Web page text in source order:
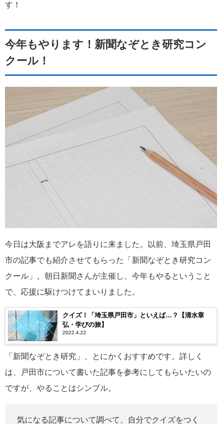
す！
今年もやります！新聞なぞとき研究コン
クール！
今日は大阪までアレを語りに来ました。以前、埼玉県戸田
市の記事でも紹介させてもらった「新聞なぞとき研究コン
クール」。朝日新聞さんが主催し、今年もやるということ
で、応援に駆けつけてまいりました。
クイズ！「埼玉県戸田市」といえば…？【清水章
弘・学びの旅】
2022.4.22
「新聞なぞとき研究」、とにかくおすすめです。詳しく
は、戸田市について書いた記事を参考にしてもらいたいの
ですが、やることはシンプル。
気になる記事について調べて、自分でクイズをつく